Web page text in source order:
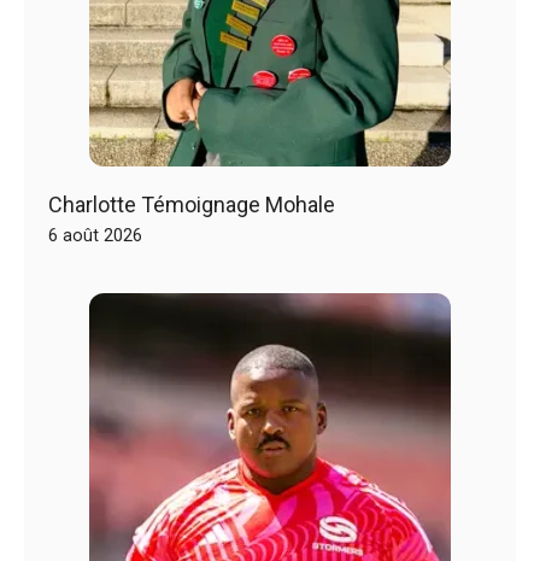
Charlotte Témoignage Mohale
6 août 2026